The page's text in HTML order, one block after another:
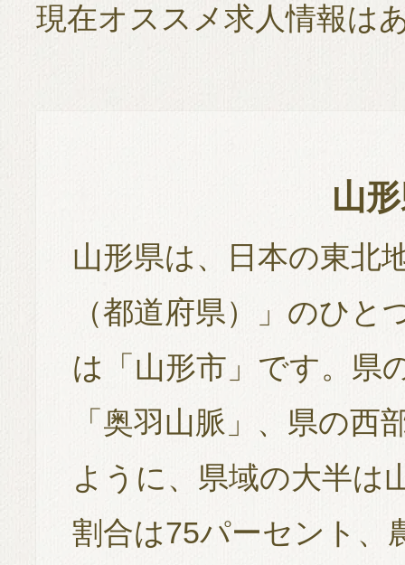
現在オススメ求人情報は
山
山形県は、日本の東北
（都道府県）」のひ
は「山形市」です。県
「奥羽山脈」、県の
ように、県域の大半は
割合は75パーセント、